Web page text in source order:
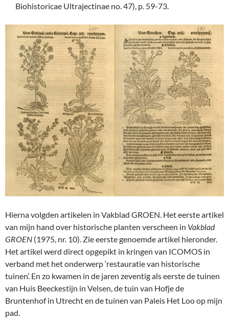
Biohistoricae Ultrajectinae no. 47), p. 59-73.
Hierna volgden artikelen in Vakblad GROEN. Het eerste artikel
van mijn hand over historische planten verscheen in Vakblad
GROEN (1975, nr. 10). Zie eerste genoemde artikel hieronder.
Het artikel werd direct opgepikt in kringen van ICOMOS in
verband met het onderwerp ‘restauratie van historische
tuinen’. En zo kwamen in de jaren zeventig als eerste de tuinen
van Huis Beeckestijn in Velsen, de tuin van Hofje de
Bruntenhof in Utrecht en de tuinen van Paleis Het Loo op mijn
pad.